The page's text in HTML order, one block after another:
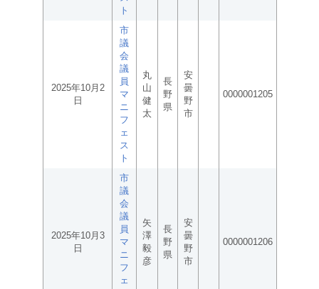
ト
2025年10月2
日
市
議
会
議
員
マ
ニ
フ
ェ
ス
ト
丸
山
健
太
長
野
県
安
曇
野
市
0000001205
2025年10月3
日
市
議
会
議
員
マ
ニ
フ
ェ
矢
澤
毅
彦
長
野
県
安
曇
野
市
0000001206